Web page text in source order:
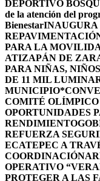
DEPORTIVO
de la atención del
BienestarINAUGURA
PARA LA
ATIZAPÁN DE
PARA NIÑAS, NIÑOS
DE 11 MIL
MUNICIPIO*
COMITÉ
OPORTUNIDADES
RENDIMIENTO
REFUERZA
ECATEPEC A
COORDINACIÓN
OPERATIVO
PROTEGER A LAS